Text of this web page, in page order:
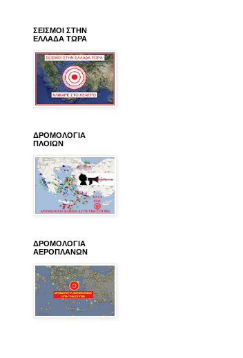
ΣΕΙΣΜΟΙ ΣΤΗΝ
ΕΛΛΑΔΑ ΤΩΡΑ
ΔΡΟΜΟΛΟΓΙΑ
ΠΛΟΙΩΝ
ΔΡΟΜΟΛΟΓΙΑ
ΑΕΡΟΠΛΑΝΩΝ